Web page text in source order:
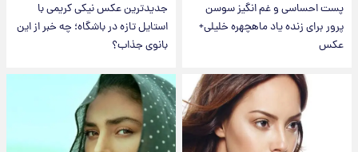
پست احساسی و غم انگیز سوسن
پرور برای زنده یاد ماهچهره خلیلی+
عکس
جدیدترین عکس نیکی کریمی با
استایل تازه در باشگاه؛ چه خبر از این
بانوی جذاب؟